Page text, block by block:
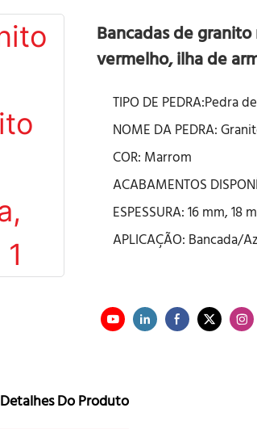
Bancadas de
vermelho, ilha de
TIPO DE PEDRA:Pedra
NOME DA PEDRA:
COR: Marrom
ACABAMENTOS
ESPESSURA: 16 mm,
APLICAÇÃO: Bancada/
Detalhes Do Produto